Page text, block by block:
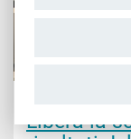
Libera la